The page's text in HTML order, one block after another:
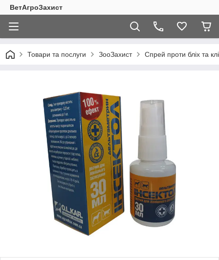
ВетАгроЗахист
Товари та послуги ЗооЗахист Спрей проти бліх та